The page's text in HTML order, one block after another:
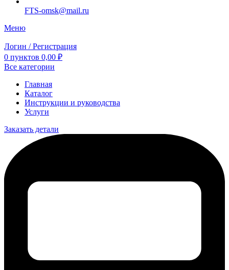
FTS-omsk@mail.ru
Меню
Логин / Регистрация
0 пунктов 0,00 ₽
Все категории
Главная
Каталог
Инструкции и руководства
Услуги
Заказать детали